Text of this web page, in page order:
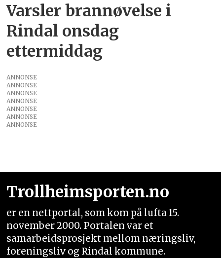
Varsler brannøvelse i
Rindal onsdag
ettermiddag
ANNONSE
ANNONSE
ANNONSE
ANNONSE
ANNONSE
ANNONSE
ANNONSE
Trollheimsporten.no
er en nettportal, som kom på lufta 15.
november 2000. Portalen var et
samarbeidsprosjekt mellom næringsliv,
foreningsliv og Rindal kommune.